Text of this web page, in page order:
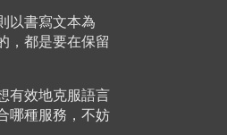
以書寫文本為
，都是要在保留
有效地克服語言
哪種服務，不妨